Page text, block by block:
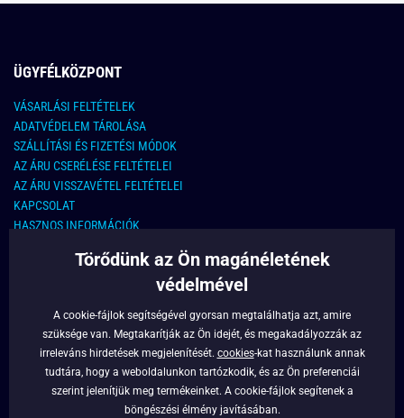
ÜGYFÉLKÖZPONT
VÁSARLÁSI FELTÉTELEK
ADATVÉDELEM TÁROLÁSA
SZÁLLÍTÁSI ÉS FIZETÉSI MÓDOK
AZ ÁRU CSERÉLÉSE FELTÉTELEI
AZ ÁRU VISSZAVÉTEL FELTÉTELEI
KAPCSOLAT
HASZNOS INFORMÁCIÓK
KAPCSOLAT
info@legyferfi.hu
FONTOS INFORMÁCIÓK
RÓLUNK
Törődünk az Ön magánéletének
védelmével
A cookie-fájlok segítségével gyorsan megtalálhatja azt, amire
szüksége van. Megtakarítják az Ön idejét, és megakadályozzák az
irreleváns hirdetések megjelenítését. cookies-kat használunk annak
tudtára, hogy a weboldalunkon tartózkodik, és az Ön preferenciái
szerint jelenítjük meg termékeinket. A cookie-fájlok segítenek a
böngészési élmény javításában.